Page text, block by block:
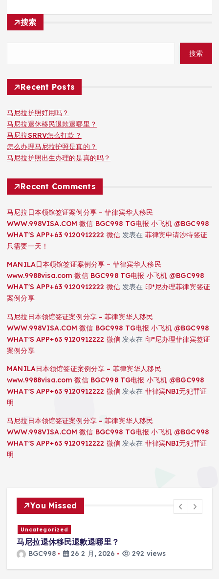
搜索
搜索
Recent Posts
马尼拉护照好用吗？
马尼拉退休移民退款退哪里？
马尼拉SRRV怎么打款？
怎么办理马尼拉护照是真的？
马尼拉护照出生办理的是真的吗？
Recent Comments
马尼拉日本领馆签证案例分享 – 菲律宾华人移民
WWW.998VISA.COM 微信 BGC998 TG电报 小飞机 @BGC998
WHAT'S APP+63 9120912222 微信发表在 菲律宾申请沙特签证
只需要一天！
MANILA日本领馆签证案例分享 – 菲律宾华人移民
www.9988visa.com 微信 BGC998 TG电报 小飞机 @BGC998
WHAT'S APP+63 9120912222 微信发表在 印*尼办理菲律宾签证
案例分享
马尼拉日本领馆签证案例分享 – 菲律宾华人移民
WWW.998VISA.COM 微信 BGC998 TG电报 小飞机 @BGC998
WHAT'S APP+63 9120912222 微信发表在 印*尼办理菲律宾签证
案例分享
MANILA日本领馆签证案例分享 – 菲律宾华人移民
www.9988visa.com 微信 BGC998 TG电报 小飞机 @BGC998
WHAT'S APP+63 9120912222 微信发表在 菲律宾NBI无犯罪证
明
马尼拉日本领馆签证案例分享 – 菲律宾华人移民
WWW.998VISA.COM 微信 BGC998 TG电报 小飞机 @BGC998
WHAT'S APP+63 9120912222 微信发表在 菲律宾NBI无犯罪证
明
You Missed
Uncategorized
马尼拉退休移民退款退哪里？
BGC998 26 2 月, 2026 292 views